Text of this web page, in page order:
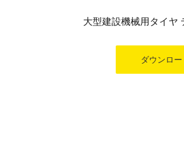
大型建設機械用タイヤ
ダウンロ